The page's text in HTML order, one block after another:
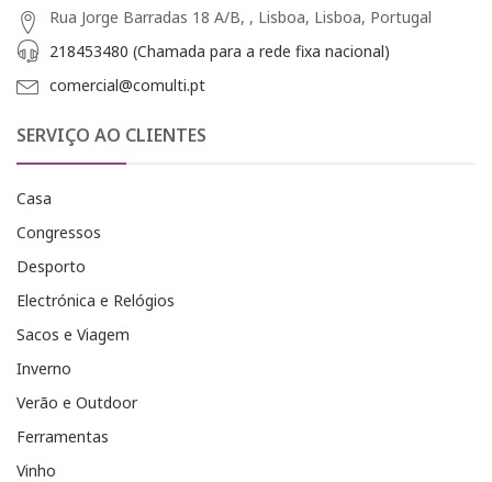
Rua Jorge Barradas 18 A/B, , Lisboa, Lisboa, Portugal
218453480 (Chamada para a rede fixa nacional)
comercial@comulti.pt
SERVIÇO AO CLIENTES
Casa
Congressos
Desporto
Electrónica e Relógios
Sacos e Viagem
Inverno
Verão e Outdoor
Ferramentas
Vinho